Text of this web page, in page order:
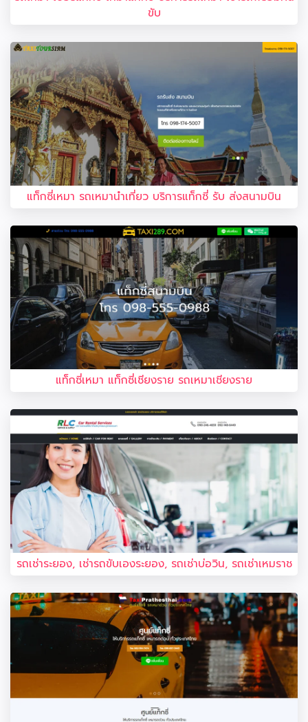
ขับ
แท็กซี่เหมา รถเหมานำเที่ยว บริการแท็กซี่ รับ ส่งสนามบิน
แท็กซี่เหมา แท็กซี่เชียงราย รถเหมาเชียงราย
รถเช่าระยอง, เช่ารถขับเองระยอง, รถเช่าบ่อวิน, รถเช่าเหมราช